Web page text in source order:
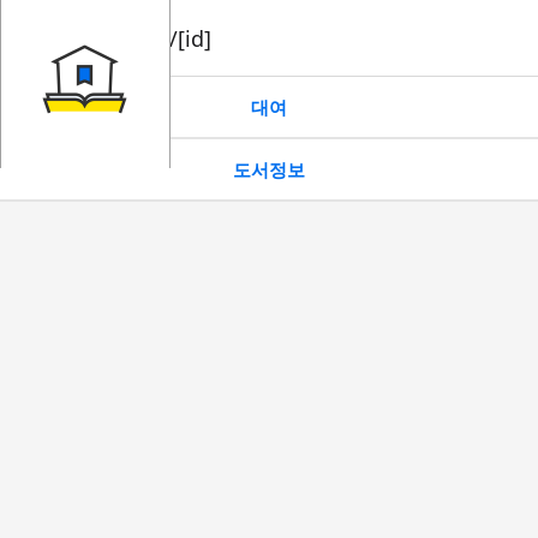
book/rent/[id]
대여
도서정보